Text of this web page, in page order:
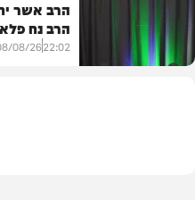
וידאו
הרב אשר
הרב נח
22:02
08/26